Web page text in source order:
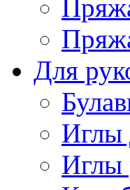
Для
Иглы
Иглы